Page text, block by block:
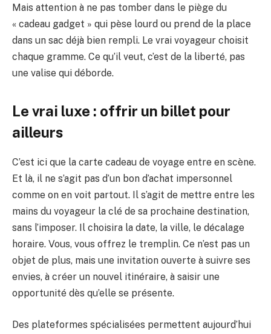
Mais attention à ne pas tomber dans le piège du
« cadeau gadget » qui pèse lourd ou prend de la place
dans un sac déjà bien rempli. Le vrai voyageur choisit
chaque gramme. Ce qu’il veut, c’est de la liberté, pas
une valise qui déborde.
Le vrai luxe : offrir un billet pour
ailleurs
C’est ici que la carte cadeau de voyage entre en scène.
Et là, il ne s’agit pas d’un bon d’achat impersonnel
comme on en voit partout. Il s’agit de mettre entre les
mains du voyageur la clé de sa prochaine destination,
sans l’imposer. Il choisira la date, la ville, le décalage
horaire. Vous, vous offrez le tremplin. Ce n’est pas un
objet de plus, mais une invitation ouverte à suivre ses
envies, à créer un nouvel itinéraire, à saisir une
opportunité dès qu’elle se présente.
Des plateformes spécialisées permettent aujourd’hui